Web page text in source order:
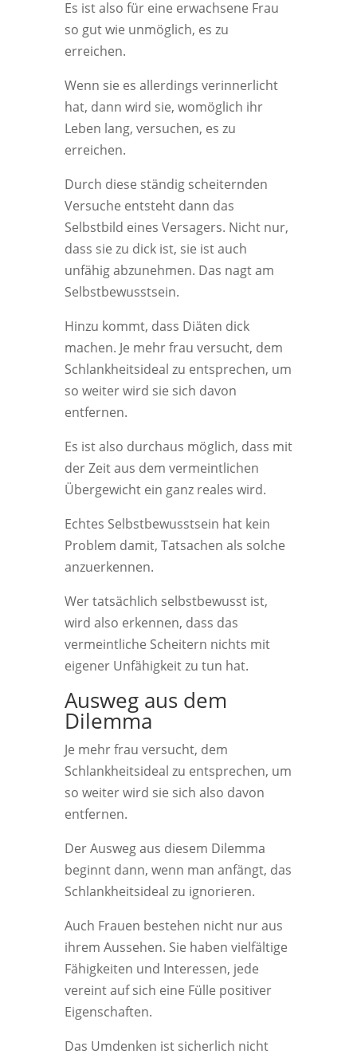
Es ist also für eine erwachsene Frau
so gut wie unmöglich, es zu
erreichen.
Wenn sie es allerdings verinnerlicht
hat, dann wird sie, womöglich ihr
Leben lang, versuchen, es zu
erreichen.
Durch diese ständig scheiternden
Versuche entsteht dann das
Selbstbild eines Versagers. Nicht nur,
dass sie zu dick ist, sie ist auch
unfähig abzunehmen. Das nagt am
Selbstbewusstsein.
Hinzu kommt, dass Diäten dick
machen. Je mehr frau versucht, dem
Schlankheitsideal zu entsprechen, um
so weiter wird sie sich davon
entfernen.
Es ist also durchaus möglich, dass mit
der Zeit aus dem vermeintlichen
Übergewicht ein ganz reales wird.
Echtes Selbstbewusstsein hat kein
Problem damit, Tatsachen als solche
anzuerkennen.
Wer tatsächlich selbstbewusst ist,
wird also erkennen, dass das
vermeintliche Scheitern nichts mit
eigener Unfähigkeit zu tun hat.
Ausweg aus dem
Dilemma
Je mehr frau versucht, dem
Schlankheitsideal zu entsprechen, um
so weiter wird sie sich also davon
entfernen.
Der Ausweg aus diesem Dilemma
beginnt dann, wenn man anfängt, das
Schlankheitsideal zu ignorieren.
Auch Frauen bestehen nicht nur aus
ihrem Aussehen. Sie haben vielfältige
Fähigkeiten und Interessen, jede
vereint auf sich eine Fülle positiver
Eigenschaften.
Das Umdenken ist sicherlich nicht